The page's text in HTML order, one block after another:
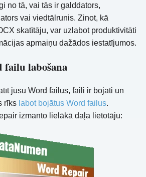
no tā, vai tās ir galddators,
vai viedtālrunis. Zinot, kā
skatītāju, var uzlabot produktivitāti
apmaiņu dažādos iestatījumos.
failu labošana
jūsu Word failus, faili ir bojāti un
rīks labot bojātus Word failus.
izmanto lielākā daļa lietotāju: